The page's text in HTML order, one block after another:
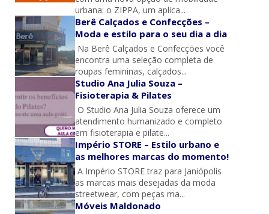
urbana: o ZIPPA, um aplica...
Berê Calçados e Confecções –
Moda e estilo para o seu dia a dia
Na Berê Calçados e Confecções você
encontra uma seleção completa de
roupas femininas, calçados...
Studio Ana Julia Souza –
Fisioterapia & Pilates
O Studio Ana Julia Souza oferece um
atendimento humanizado e completo
em fisioterapia e pilate...
Império STORE – Estilo urbano e
as melhores marcas do momento!
A Império STORE traz para Janiópolis
as marcas mais desejadas da moda
streetwear, com peças ma...
Móveis Maldonado